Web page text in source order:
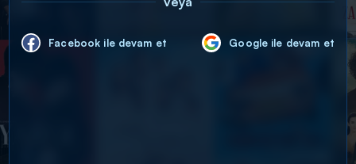
Facebook ile devam et Google ile devam et